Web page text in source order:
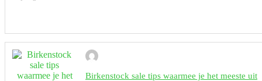
Birkenstock sale tips waarmee je het meeste uit